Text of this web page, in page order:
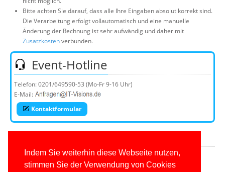
Indem Sie weiterhin diese Webseite nutzen,
stimmen Sie der Verwendung von Cookies
Bitte achten Sie darauf, dass alle Ihre Eingaben absolut korrekt sind.
Die Verarbeitung erfolgt vollautomatisch und eine manuelle
Änderung der Rechnung ist sehr aufwändig und daher mit
Zusatzkostenverbunden.
Event-Hotline
Telefon:0201/649590-53 (Mo-Fr 9-16 Uhr)
E-Mail:
Kontaktformular
Übersicht öffentliche Seminare
Übersicht individualisierbare Firmenseminare